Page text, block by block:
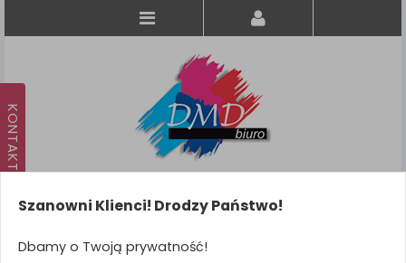
Szanowni Klienci! Drodzy Państwo!
Dbamy o Twoją prywatność!